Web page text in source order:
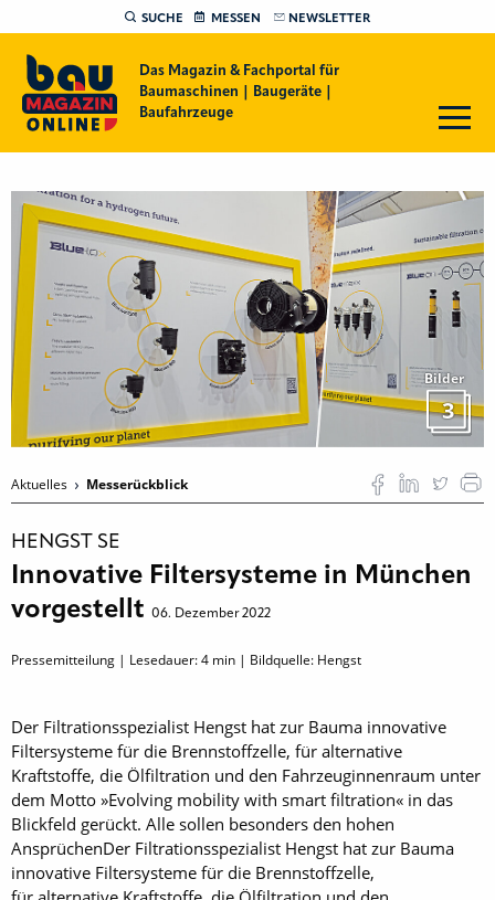
SUCHE MESSEN NEWSLETTER
Das Magazin & Fachportal für
Baumaschinen | Baugeräte |
Baufahrzeuge
Bilder
3
Aktuelles Messerückblick
HENGST SE
Innovative Filtersysteme in München
vorgestellt 06. Dezember 2022
Pressemitteilung | Lesedauer:4 min | Bildquelle: Hengst
Der Filtrationsspezialist Hengst hat zur Bauma innovative
Filtersysteme für die Brennstoffzelle, für alternative
Kraftstoffe, die Ölfiltration und den Fahrzeuginnenraum unter
dem Motto »Evolving mobility with smart filtration« in das
Blickfeld gerückt. Alle sollen besonders den hohen
AnsprüchenDer Filtrationsspezialist Hengst hat zur Bauma
innovative Filtersysteme für die Brennstoffzelle,